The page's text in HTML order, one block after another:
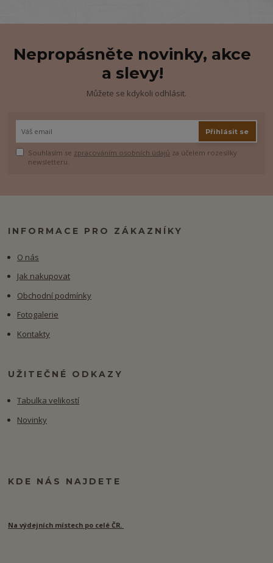
Nepropásněte novinky, akce
a slevy!
Můžete se kdykoli odhlásit.
Přihlásit se
Souhlasím se zpracováním osobních údajů za účelem rozesílky
newsletteru.
INFORMACE PRO ZÁKAZNÍKY
O nás
Jak nakupovat
Obchodní podmínky
Fotogalerie
Kontakty
UŽITEČNÉ ODKAZY
Tabulka velikostí
Novinky
KDE NÁS NAJDETE
Na výdejních místech po celé ČR.